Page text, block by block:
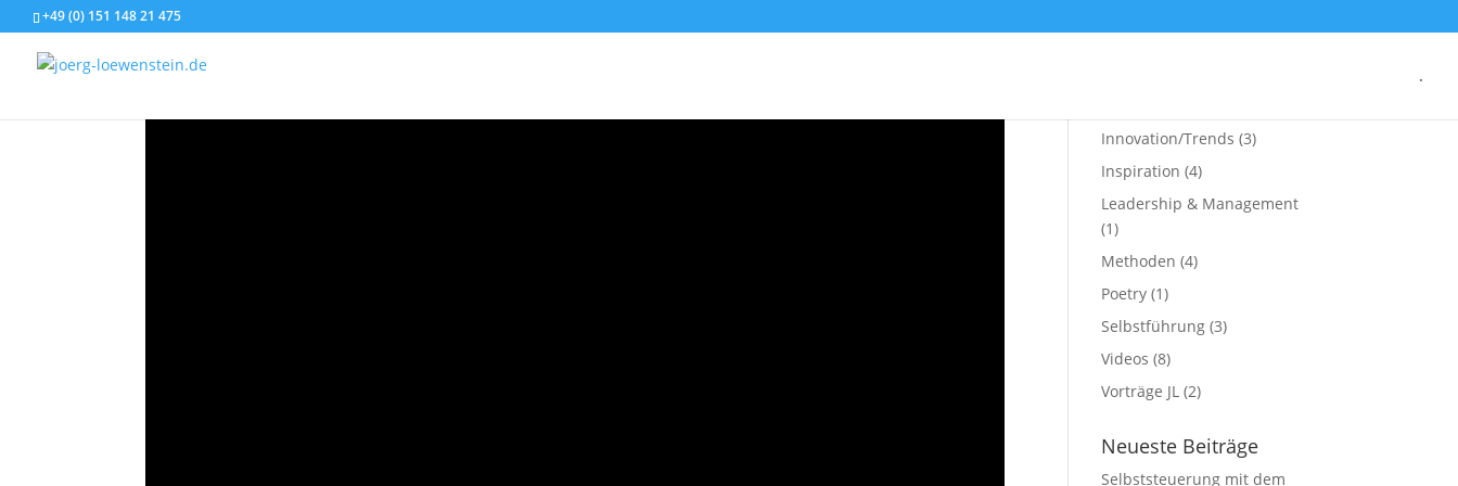
+49 (0) 151 148 21 475
.
Innovation/Trends (3)
Inspiration (4)
Leadership & Management
(1)
Methoden (4)
Poetry (1)
Selbstführung (3)
Videos (8)
Vorträge JL (2)
Neueste Beiträge
Selbststeuerung mit dem